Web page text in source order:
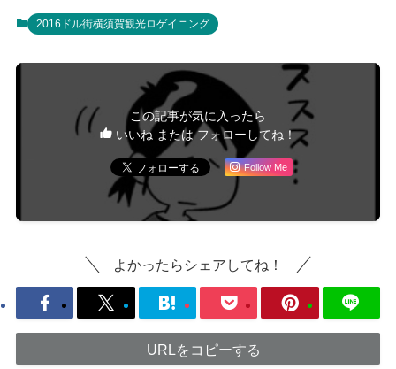
2016ドル街横須賀観光ロゲイニング
この記事が気に入ったら
いいね または フォローしてね！
Follow Me
よかったらシェアしてね！
URLをコピーする